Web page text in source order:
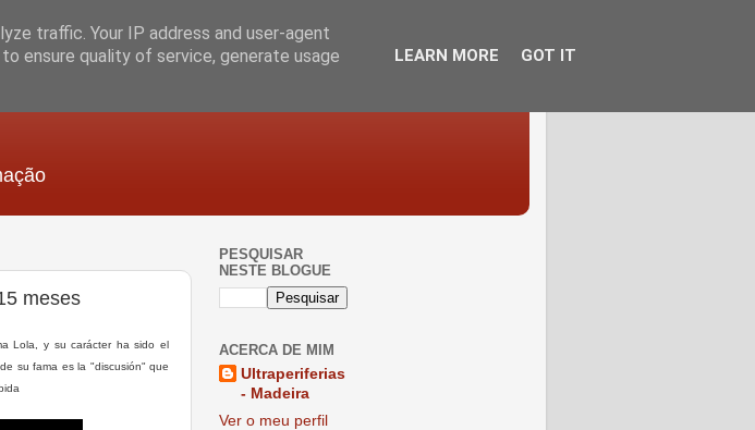
meses
Lola, y su carácter ha sido el
su fama es la "discusión" que
PESQUISAR
NESTE BLOGUE
ACERCA DE MIM
Ultraperiferias
- Madeira
Ver o meu perfil
traffic. Your IP address and user-agent
ensure quality of service, generate usage
LEARN MORE GOT IT